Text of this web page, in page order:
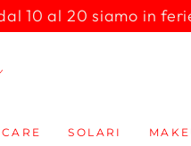
10 al 20 siamo in
SOLARI